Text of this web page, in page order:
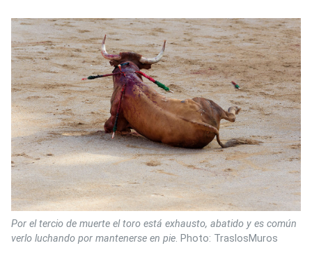
Por el tercio de muerte el toro está exhausto, abatido y es común
verlo luchando por mantenerse en pie. Photo: TraslosMuros